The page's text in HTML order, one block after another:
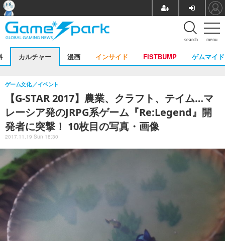
menu
search
カルチャー 漫画 インサイド FISTBUMP ゲムマイド
【G-STAR 2017】農業、クラフト、テイム…マ
レーシア発のJRPG系ゲーム『Re:Legend』開
発者に突撃！ 10枚目の写真・画像
ゲーム文化 イベント
2017.11.19 Sun 18:30